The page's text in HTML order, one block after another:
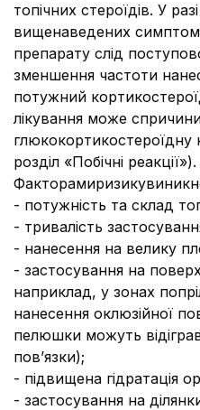
топічних стероїдів. У
вищенаведених
препарату слід
зменшення частоти
потужний
лікування може
глюкокортикостероїдну
розділ «Побічні реакції»).
- потужність та склад
- тривалість
- нанесення на велику
- застосування на
наприклад, у зонах
нанесення оклюзійної
пелюшки можуть
пов’язки);
- підвищена гідратація
- застосування на